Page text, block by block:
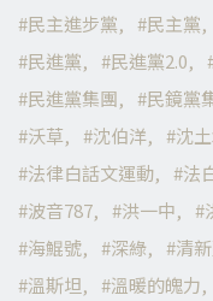
民主進步黨
民主黨
民進黨
民進黨2.0
民進黨集團
民鏡黨
沃草
沈伯洋 沈
法律白話文運動
法
波音787
洪一中
海鯤號
深綠 清
溫斯坦
溫暖的魄力